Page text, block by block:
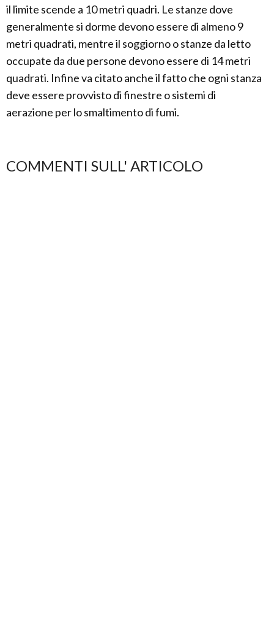
il limite scende a 10 metri quadri. Le stanze dove
generalmente si dorme devono essere di almeno 9
metri quadrati, mentre il soggiorno o stanze da letto
occupate da due persone devono essere di 14 metri
quadrati. Infine va citato anche il fatto che ogni stanza
deve essere provvisto di finestre o sistemi di
aerazione per lo smaltimento di fumi.
COMMENTI SULL' ARTICOLO